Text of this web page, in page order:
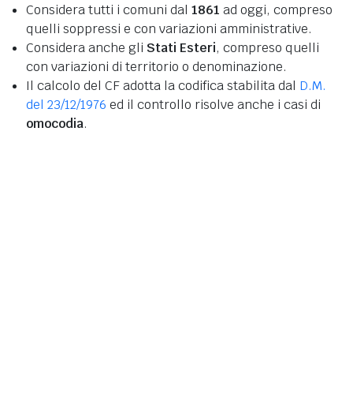
Considera tutti i comuni dal 1861 ad oggi, compreso
quelli soppressi e con variazioni amministrative.
Considera anche gli Stati Esteri, compreso quelli
con variazioni di territorio o denominazione.
Il calcolo del CF adotta la codifica stabilita dal D.M.
del 23/12/1976 ed il controllo risolve anche i casi di
omocodia.